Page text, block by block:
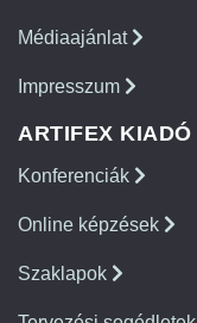
Médiaajánlat
Impresszum
ARTIFEX KIADÓ
Konferenciák
Online képzések
Szaklapok